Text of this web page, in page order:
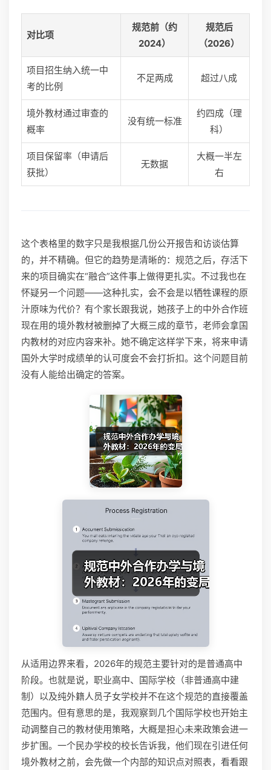
对比项
规范前（约
2024）
规范后
（2026）
项目招生纳入统一中
考的比例
不足两成 超过八成
境外教材通过审查的
概率
没有统一标准
约四成（理
科）
项目保留率（申请后
获批）
无数据
大概一半左
右
这个表格里的数字只是我根据几份公开报告和访谈估算
的，并不精确。但它的趋势是清晰的：规范之后，存活下
来的项目确实在“融合”这件事上做得更扎实。不过我也在
怀疑另一个问题——这种扎实，会不会是以牺牲课程的原
汁原味为代价？有个家长跟我说，她孩子上的中外合作班
现在用的境外教材被删掉了大概三成的章节，老师会拿国
内教材的对应内容来补。她不确定这样学下来，将来申请
国外大学时成绩单的认可度会不会打折扣。这个问题目前
没有人能给出确定的答案。
从适用边界来看，2026年的规范主要针对的是普通高中
阶段。也就是说，职业高中、国际学校（非普通高中建
制）以及纯外籍人员子女学校并不在这个规范的直接覆盖
范围内。但有意思的是，我观察到几个国际学校也开始主
动调整自己的教材使用策略，大概是担心未来政策会进一
步扩围。一个民办学校的校长告诉我，他们现在引进任何
境外教材之前，会先做一个内部的知识点对照表，看看跟